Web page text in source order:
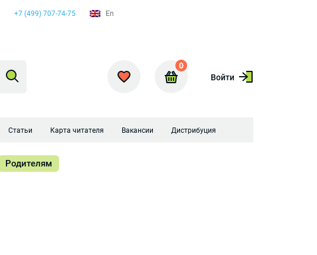
+7 (499) 707-74-75 En
0
Войти
Статьи Карта читателя Вакансии Дистрибуция
Родителям